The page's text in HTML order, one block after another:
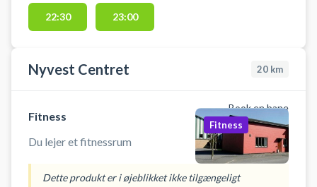
bolde medbringes.
22:30 23:00
Nyvest Centret 20 km
Book en bane
Fitness
Du lejer et fitnessrum
Fitness
Dette produkt er i øjeblikket ikke tilgængeligt